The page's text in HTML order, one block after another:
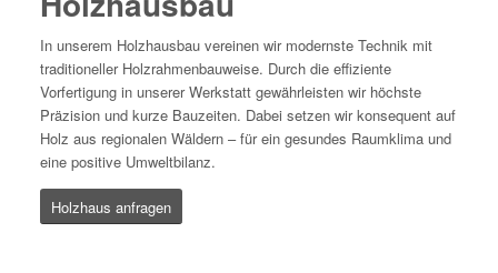
In unserem Holzhausbau vereinen wir modernste Technik mit
traditioneller Holzrahmenbauweise. Durch die effiziente
Vorfertigung in unserer Werkstatt gewährleisten wir höchste
Präzision und kurze Bauzeiten. Dabei setzen wir konsequent auf
Holz aus regionalen Wäldern – für ein gesundes Raumklima und
eine positive Umweltbilanz.
Holzhaus anfragen